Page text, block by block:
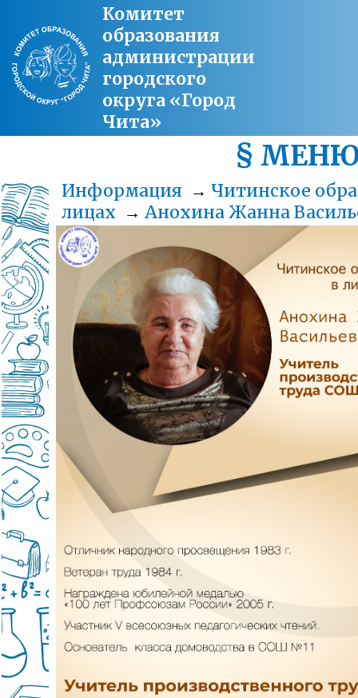
Комитет
образования
администрации
городского
округа «Город
Чита»
§
Информация → Читинское
лицах → Анохина Жанна